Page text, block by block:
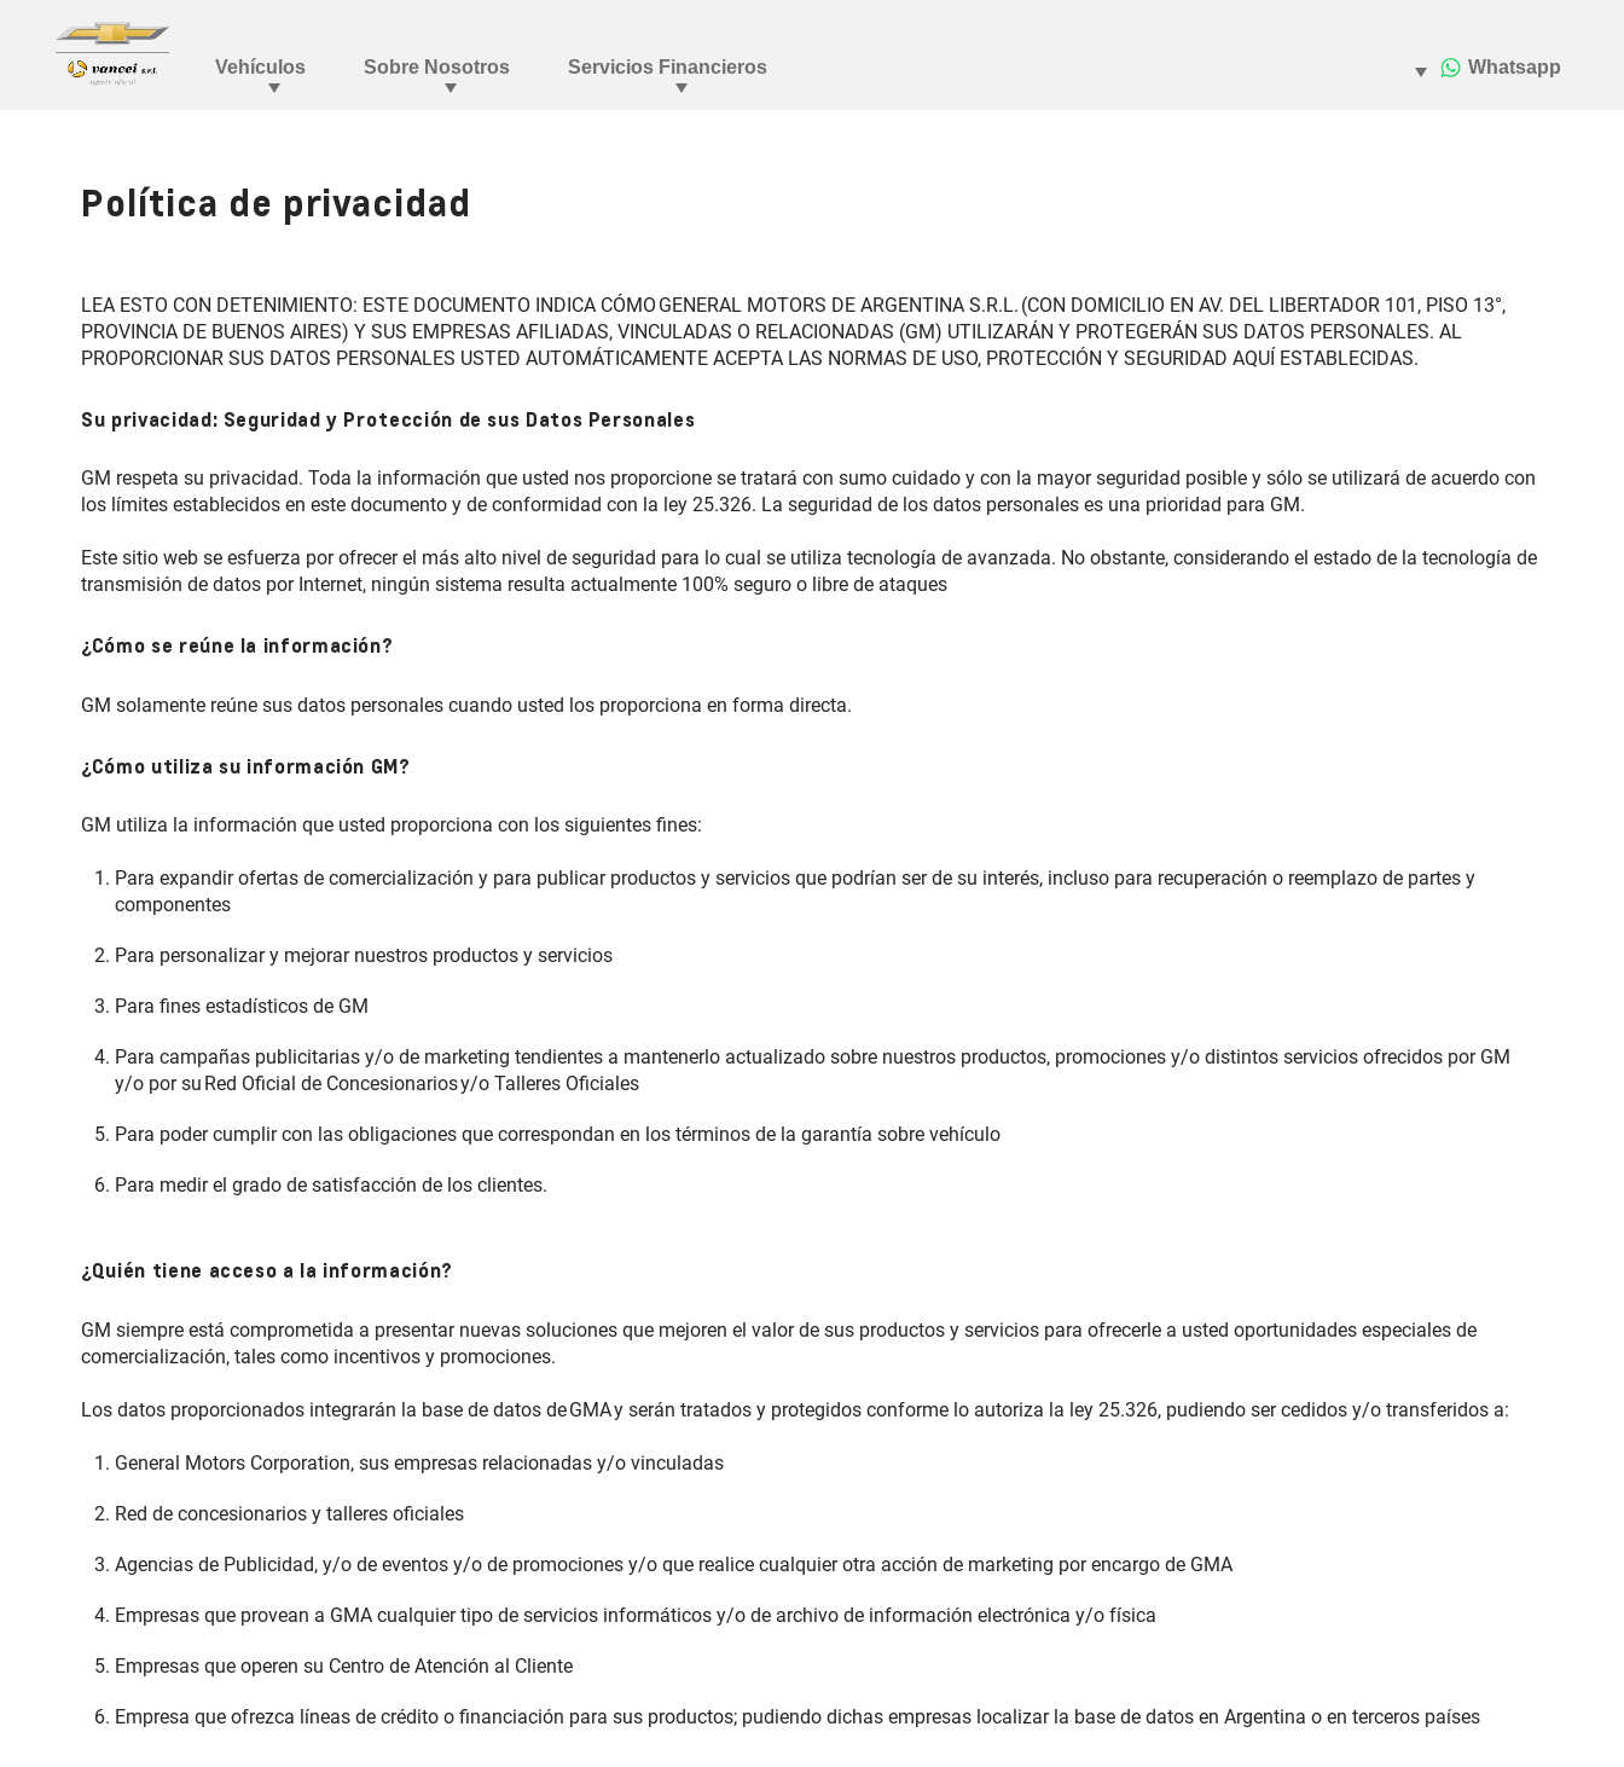
Política de privacidad
LEA ESTO CON DETENIMIENTO: ESTE DOCUMENTO INDICA CÓMO GENERAL MOTORS DE ARGENTINA S.R.L. (CON DOMICILIO EN AV. DEL LIBERTADOR 101, PISO 13°,
PROVINCIA DE BUENOS AIRES) Y SUS EMPRESAS AFILIADAS, VINCULADAS O RELACIONADAS (GM) UTILIZARÁN Y PROTEGERÁN SUS DATOS PERSONALES. AL
PROPORCIONAR SUS DATOS PERSONALES USTED AUTOMÁTICAMENTE ACEPTA LAS NORMAS DE USO, PROTECCIÓN Y SEGURIDAD AQUÍ ESTABLECIDAS.
Su privacidad: Seguridad y Protección de sus Datos Personales
GM respeta su privacidad. Toda la información que usted nos proporcione se tratará con sumo cuidado y con la mayor seguridad posible y sólo se utilizará de acuerdo con
los límites establecidos en este documento y de conformidad con la ley 25.326. La seguridad de los datos personales es una prioridad para GM.
Este sitio web se esfuerza por ofrecer el más alto nivel de seguridad para lo cual se utiliza tecnología de avanzada. No obstante, considerando el estado de la tecnología de
transmisión de datos por Internet, ningún sistema resulta actualmente 100% seguro o libre de ataques
¿Cómo se reúne la información?
GM solamente reúne sus datos personales cuando usted los proporciona en forma directa.
¿Cómo utiliza su información GM?
GM utiliza la información que usted proporciona con los siguientes fines:
Para expandir ofertas de comercialización y para publicar productos y servicios que podrían ser de su interés, incluso para recuperación o reemplazo de partes y
componentes
Para personalizar y mejorar nuestros productos y servicios
Para fines estadísticos de GM
Para campañas publicitarias y/o de marketing tendientes a mantenerlo actualizado sobre nuestros productos, promociones y/o distintos servicios ofrecidos por GM
y/o por su Red Oficial de Concesionarios y/o Talleres Oficiales
Para poder cumplir con las obligaciones que correspondan en los términos de la garantía sobre vehículo
Para medir el grado de satisfacción de los clientes.
¿Quién tiene acceso a la información?
GM siempre está comprometida a presentar nuevas soluciones que mejoren el valor de sus productos y servicios para ofrecerle a usted oportunidades especiales de
comercialización, tales como incentivos y promociones.
Los datos proporcionados integrarán la base de datos de GMA y serán tratados y protegidos conforme lo autoriza la ley 25.326, pudiendo ser cedidos y/o transferidos a:
General Motors Corporation, sus empresas relacionadas y/o vinculadas
Red de concesionarios y talleres oficiales
Agencias de Publicidad, y/o de eventos y/o de promociones y/o que realice cualquier otra acción de marketing por encargo de GMA
Empresas que provean a GMA cualquier tipo de servicios informáticos y/o de archivo de información electrónica y/o física
Empresas que operen su Centro de Atención al Cliente
Empresa que ofrezca líneas de crédito o financiación para sus productos; pudiendo dichas empresas localizar la base de datos en Argentina o en terceros países